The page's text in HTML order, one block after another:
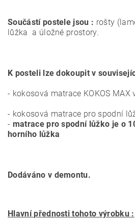
Součástí postele jsou : rošty
lůžka a úložné prostory.
K posteli lze dokoupit v
- kokosová matrace KOKOS MAX
- kokosová matrace pro spodní
- matrace pro spodní lůžko je o
horního lůžka
Dodáváno v demontu.
Hlavní přednosti tohoto výrobku :